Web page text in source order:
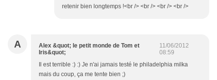
retenir bien longtemps !<br /> <br /> <br /> <br />
A
Alex &quot; le petit monde de Tom et
Iris&quot;
11/06/2012
08:59
Il est terrible :) :) Je n'ai jamais testé le philadelphia milka
mais du coup, ça me tente bien ;)